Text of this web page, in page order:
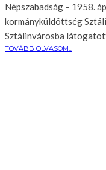
Népszabadság – 1958.
kormányküldöttség
Sztálinvárosba
TOVÁBB OLVASOM...